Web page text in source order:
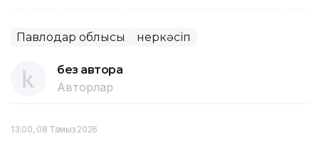
Павлодар облысы Өнеркәсіп
без автора
Авторлар
13:00, 08 Тамыз 2026